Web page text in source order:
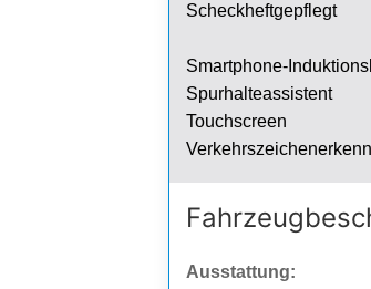
Scheckheftgepflegt
Smartphone-
Spurhalteassistent
Touchscreen
Ausstattung: